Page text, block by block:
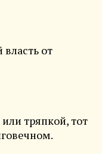
от
тряпкой, тот